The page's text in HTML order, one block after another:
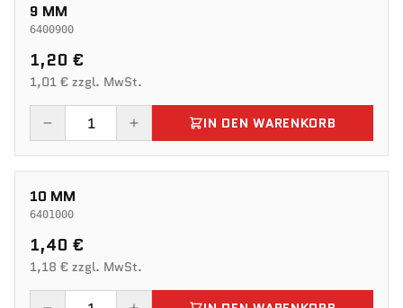
9 MM
6400900
1,20 €
1,01 € zzgl. MwSt.
IN DEN WARENKORB
10 MM
6401000
1,40 €
1,18 € zzgl. MwSt.